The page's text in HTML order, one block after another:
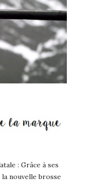
: Grâce à ses
nouvelle brosse